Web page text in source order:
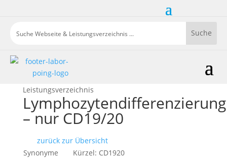
Leistungsverzeichnis
Lymphozytendifferenzierung
– nur CD19/20
zurück zur Übersicht
Synonyme
Kürzel: CD1920